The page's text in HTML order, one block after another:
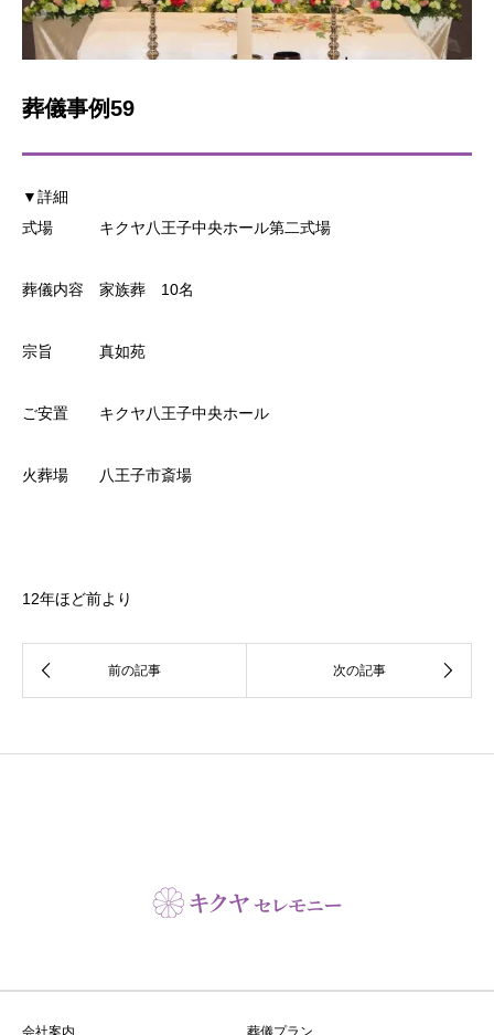
葬儀事例59
▼詳細
式場 キクヤ八王子中央ホール第二式場
葬儀内容 家族葬 10名
宗旨 真如苑
ご安置 キクヤ八王子中央ホール
火葬場 八王子市斎場
12年ほど前より
会社案内 葬儀プラン